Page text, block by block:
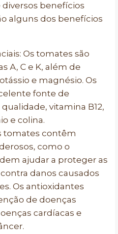
benefícios
alguns dos benefícios
Os tomates são
A, C e K, além de
e magnésio. Os
fonte de
vitamina B12,
e colina.
tomates contêm
como o
ajudar a proteger as
danos causados
Os antioxidantes
de doenças
cardíacas e